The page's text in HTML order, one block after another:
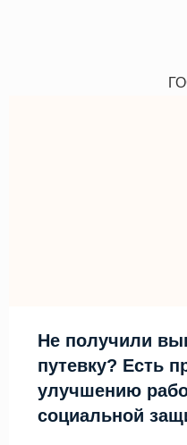
Не получили
путевку? Есть
улучшению
социальной